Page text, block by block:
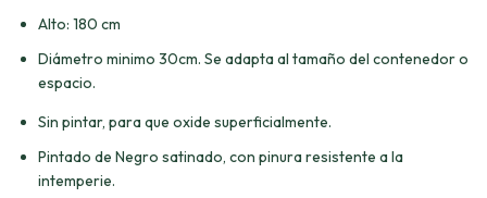
Alto: 180 cm
Diámetro minimo 30cm. Se adapta al tamaño del contenedor o
espacio.
Sin pintar, para que oxide superficialmente.
Pintado de Negro satinado, con pinura resistente a la
intemperie.